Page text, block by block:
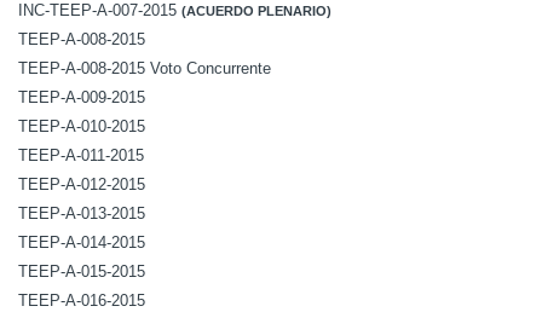
INC-TEEP-A-007-2015 (ACUERDO PLENARIO)
TEEP-A-008-2015
TEEP-A-008-2015 Voto Concurrente
TEEP-A-009-2015
TEEP-A-010-2015
TEEP-A-011-2015
TEEP-A-012-2015
TEEP-A-013-2015
TEEP-A-014-2015
TEEP-A-015-2015
TEEP-A-016-2015